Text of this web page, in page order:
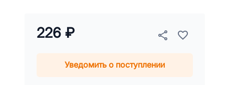
226 ₽
Уведомить о поступлении